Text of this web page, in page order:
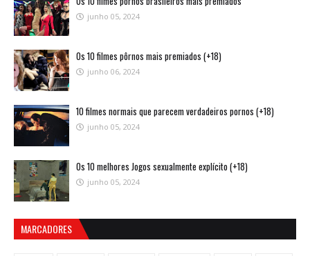
junho 05, 2024
Os 10 filmes pôrnos mais premiados (+18)
junho 06, 2024
10 filmes normais que parecem verdadeiros pornos (+18)
junho 05, 2024
Os 10 melhores Jogos sexualmente explícito (+18)
junho 05, 2024
MARCADORES